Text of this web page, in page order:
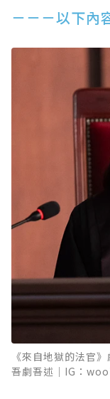
－－－以下內
《來自地獄的法官
吾劇吾述｜IG：